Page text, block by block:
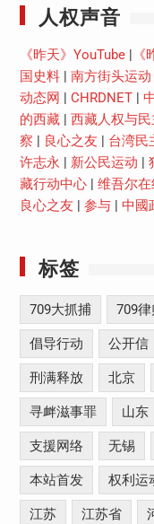
人权声音
《昨天》YouTube|
国史料| 南方街头运动
动态网
CHRDNET|
的西藏| 西藏人权与
察
良心之友 台湾民
许志永
新公民运动
藏行动中心| 维吾尔在
良心之友
参与| 中國
标签
709大抓捕 709
倡导行动 公开信
刑满释放 北京
寻衅滋事罪 山东
支援网络 无锡
本站首发 权利运
江苏 江苏省